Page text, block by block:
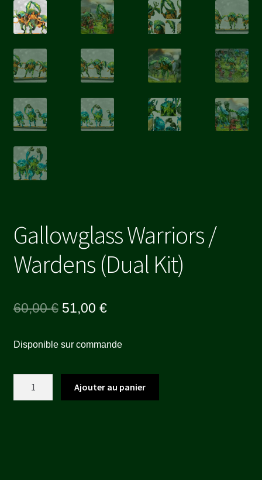
Gallowglass Warriors /
Wardens (Dual Kit)
60,00€ Le
initial
était :
60,00 €.
51,00 €Le
actuel
est :
51,00 €.
Disponible sur commande
Ajouter au panier